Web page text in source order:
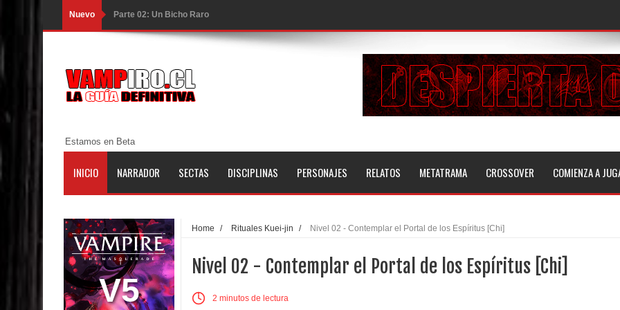
Nuevo Parte 01: Una Misión de Locos
Parte 03: Forastero en Tierra Muerta
Parte 10: El Secreto
Parte 09: Los Muertos Cuentan Cuentos
Parte 05: Sitiados
Parte 04: Se Descubre el Pastel
Parte 03: Una Piraña en el Bidé
Parte 02: Los Muertos Gobiernan a los Vivos
Estamos en Beta
INICIO NARRADOR SECTAS DISCIPLINAS PERSONAJES RELATOS METATRAMA CROSSOVER COMIENZA A
V5
Home / Rituales Kuei-jin / Nivel 02 - Contemplar el Portal de los Espíritus [Chi]
Nivel 02 - Contemplar el Portal de los Espíritus [Chi]
2 minutos de lectura